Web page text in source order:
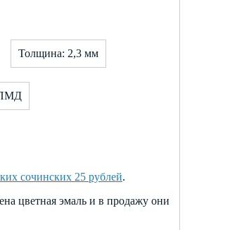
Толщина: 2,3 мм
сочинских 25 рублей.
цветная эмаль и в продажу они